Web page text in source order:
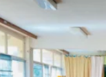
СОЦИЈАЛНО
КАКО ДА
ПОДГОТВЕНОСТ И